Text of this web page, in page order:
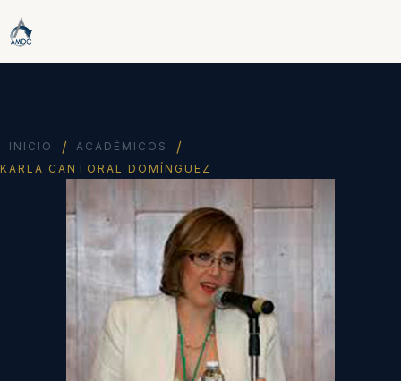
INICIO / ACADÉMICOS /
KARLA CANTORAL DOMÍNGUEZ